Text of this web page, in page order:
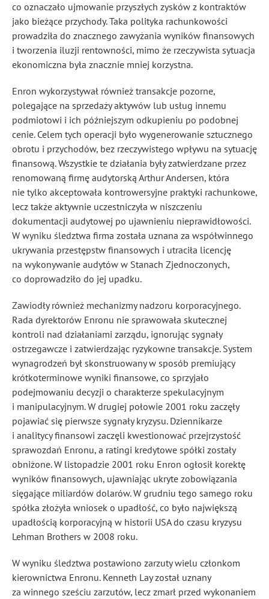
co oznaczało ujmowanie przyszłych zysków z kontraktów
jako bieżące przychody. Taka polityka rachunkowości
prowadziła do znacznego zawyżania wyników finansowych
i tworzenia iluzji rentowności, mimo że rzeczywista sytuacja
ekonomiczna była znacznie mniej korzystna.
Enron wykorzystywał również transakcje pozorne,
polegające na sprzedaży aktywów lub usług innemu
podmiotowi i ich późniejszym odkupieniu po podobnej
cenie. Celem tych operacji było wygenerowanie sztucznego
obrotu i przychodów, bez rzeczywistego wpływu na sytuację
finansową. Wszystkie te działania były zatwierdzane przez
renomowaną firmę audytorską Arthur Andersen, która
nie tylko akceptowała kontrowersyjne praktyki rachunkowe,
lecz także aktywnie uczestniczyła w niszczeniu
dokumentacji audytowej po ujawnieniu nieprawidłowości.
W wyniku śledztwa firma została uznana za współwinnego
ukrywania przestępstw finansowych i utraciła licencję
na wykonywanie audytów w Stanach Zjednoczonych,
co doprowadziło do jej upadku.
Zawiodły również mechanizmy nadzoru korporacyjnego.
Rada dyrektorów Enronu nie sprawowała skutecznej
kontroli nad działaniami zarządu, ignorując sygnały
ostrzegawcze i zatwierdzając ryzykowne transakcje. System
wynagrodzeń był skonstruowany w sposób premiujący
krótkoterminowe wyniki finansowe, co sprzyjało
podejmowaniu decyzji o charakterze spekulacyjnym
i manipulacyjnym. W drugiej połowie 2001 roku zaczęły
pojawiać się pierwsze sygnały kryzysu. Dziennikarze
i analitycy finansowi zaczęli kwestionować przejrzystość
sprawozdań Enronu, a ratingi kredytowe spółki zostały
obniżone. W listopadzie 2001 roku Enron ogłosił korektę
wyników finansowych, ujawniając ukryte zobowiązania
sięgające miliardów dolarów. W grudniu tego samego roku
spółka złożyła wniosek o upadłość, co było największą
upadłością korporacyjną w historii USA do czasu kryzysu
Lehman Brothers w 2008 roku.
W wyniku śledztwa postawiono zarzuty wielu członkom
kierownictwa Enronu. Kenneth Lay został uznany
za winnego sześciu zarzutów, lecz zmarł przed wykonaniem